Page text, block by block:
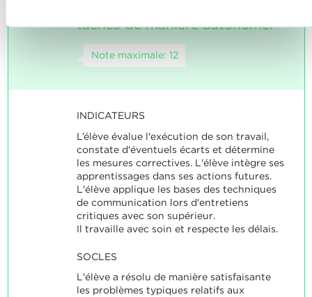
tâches de manière autonome.
Note maximale: 12
INDICATEURS
L’élève évalue l'exécution de son travail,
constate d'éventuels écarts et détermine
les mesures correctives. L'élève intègre ses
apprentissages dans ses actions futures.
L'élève applique les bases des techniques
de communication lors d'entretiens
critiques avec son supérieur.
Il travaille avec soin et respecte les délais.
SOCLES
L'élève a résolu de manière satisfaisante
les problèmes typiques relatifs aux